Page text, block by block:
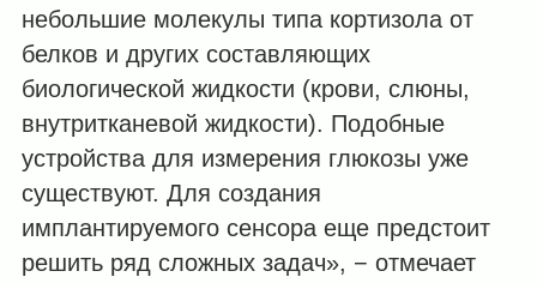
небольшие молекулы типа кортизола от
белков и других составляющих
биологической жидкости (крови, слюны,
внутритканевой жидкости). Подобные
устройства для измерения глюкозы уже
существуют. Для создания
имплантируемого сенсора еще предстоит
решить ряд сложных задач», − отмечает